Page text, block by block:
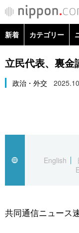
社会
旅と暮らし
新着 カテゴリー
政治・外交
経済・ビジネス
社会
文化
科学・技術
暮らし
立民代表、裏金
政治・外交
English
共同通信ニュース